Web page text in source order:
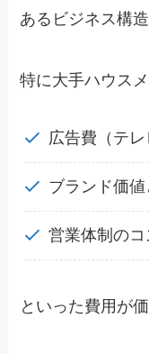
あるビジネス構造
特に大手ハウス
広告費（テレ
ブランド価値
営業体制のコ
といった費用が